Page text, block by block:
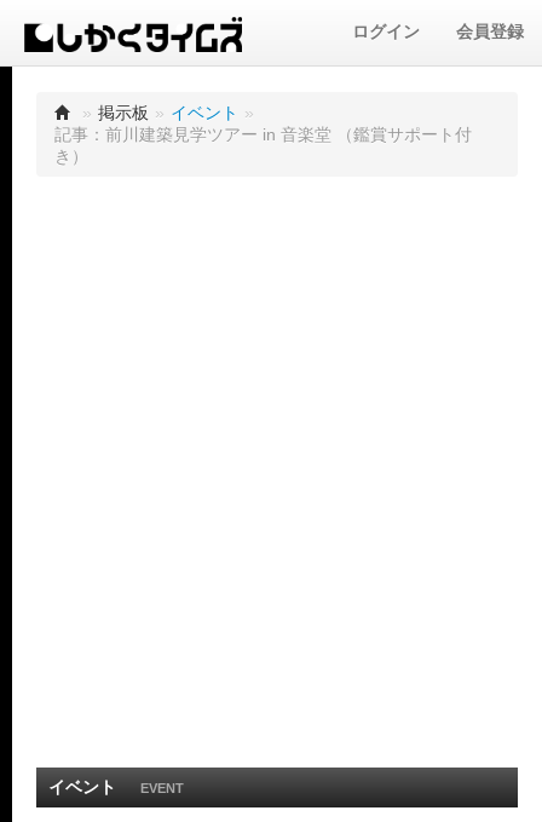
ログイン 会員登録
» 掲示板 » イベント »
記事：前川建築見学ツアー in 音楽堂 （鑑賞サポート付
き）
イベント EVENT